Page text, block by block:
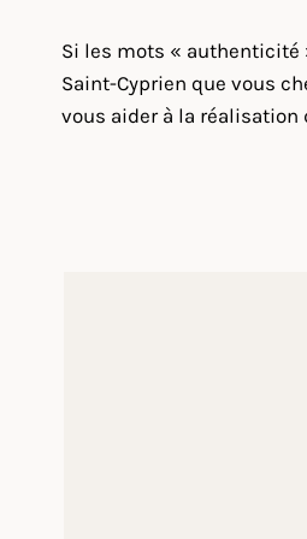
Si les mots « authenticité
Saint-Cyprien que vous
vous aider à la réalisation